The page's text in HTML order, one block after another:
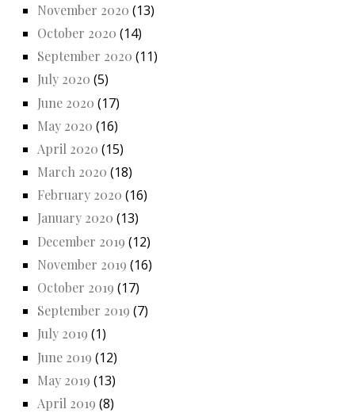
November 2020 (13)
October 2020 (14)
September 2020 (11)
July 2020 (5)
June 2020 (17)
May 2020 (16)
April 2020 (15)
March 2020 (18)
February 2020 (16)
January 2020 (13)
December 2019 (12)
November 2019 (16)
October 2019 (17)
September 2019 (7)
July 2019 (1)
June 2019 (12)
May 2019 (13)
April 2019 (8)